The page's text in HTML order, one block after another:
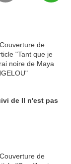
de Il n'est pas